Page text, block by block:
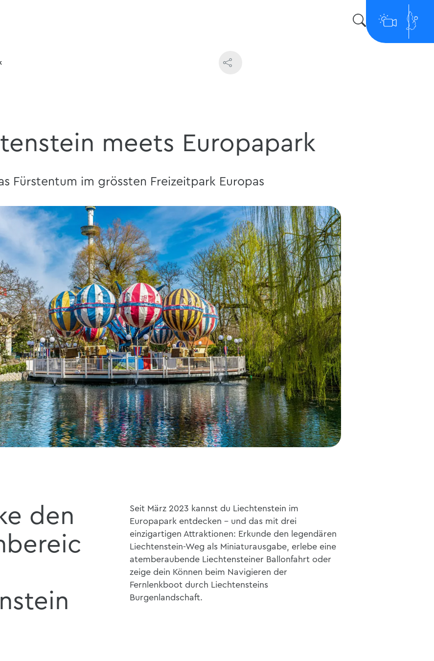
meets Europapark
Fürstentum im grössten Freizeitpark Europas
den
Seit März 2023 kannst du Liechtenstein im
Europapark entdecken - und das mit drei
einzigartigen Attraktionen: Erkunde den legendären
Liechtenstein-Weg als Miniaturausgabe, erlebe eine
atemberaubende Liechtensteiner Ballonfahrt oder
zeige dein Können beim Navigieren der
Fernlenkboot durch Liechtensteins
Burgenlandschaft.